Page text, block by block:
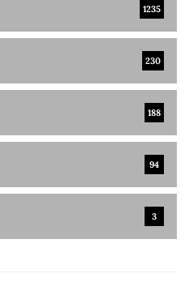
1235
230
188
94
3